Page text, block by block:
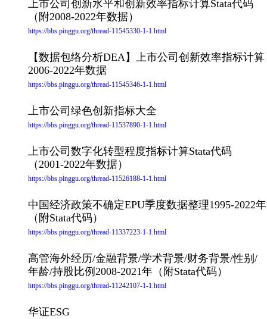
上市公司创新水平和创新效率指标计算Stata代码
（附2008-2022年数据）
https://bbs.pinggu.org/thread-11545330-1-1.html
【数据包络分析DEA】上市公司创新效率指标计算
2006-2022年数据
https://bbs.pinggu.org/thread-11545346-1-1.html
上市公司绿色创新指标大全
https://bbs.pinggu.org/thread-11537890-1-1.html
上市公司数字化转型程度指标计算Stata代码
（2001-2022年数据）
https://bbs.pinggu.org/thread-11526188-1-1.html
中国经济政策不确定EPU季度数据整理1995-2022年
（附Stata代码）
https://bbs.pinggu.org/thread-11337223-1-1.html
高管海外经历/金融背景/学术背景/财务背景/性别/
年龄/持股比例2008-2021年（附Stata代码）
https://bbs.pinggu.org/thread-11242107-1-1.html
华证ESG